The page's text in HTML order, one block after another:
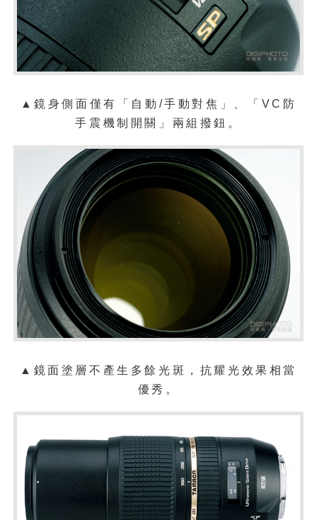
▲鏡身側面僅有「自動 /手動對焦」、「 VC 防
手震機制開關」 兩組撥鈕。
▲鏡面塗層不產生多餘光斑，抗耀 光效果相當
優秀。